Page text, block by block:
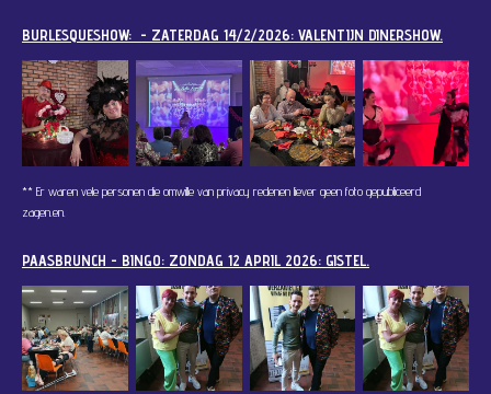
BURLESQUESHOW: - ZATERDAG 14/2/2026: VALENTIJN DINERSHOW.
** Er waren vele personen die omwille van privacy redenen liever geen foto gepubliceerd
zagen.en.
PAASBRUNCH - BINGO: ZONDAG 12 APRIL 2026: GISTEL.